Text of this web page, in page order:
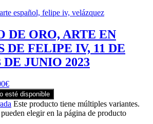
DE ORO, ARTE EN
DE FELIPE IV, 11 DE
JUNIO 2023
€
esté disponible
Este producto tiene múltiples variantes.
elegir en la página de producto